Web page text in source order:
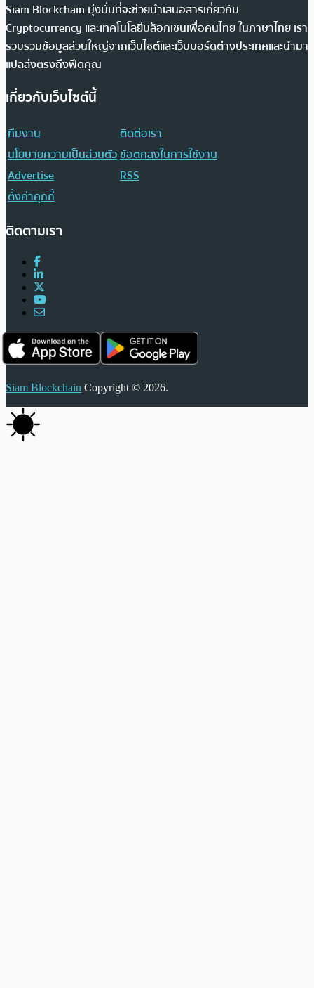
Siam Blockchain มุ่งมั่นที่จะช่วยนำเสนอสารเกี่ยวกับ
Cryptocurrency และเทคโนโลยีบล็อกเชนเพื่อคนไทย ในภาษาไทย เรา
รวบรวมข้อมูลส่วนใหญ่จากเว็บไซต์และเว็บบอร์ดต่างประเทศและนำมา
แปลส่งตรงถึงฟีดคุณ
เกี่ยวกับเว็บไซต์นี้
ทีมงาน
ติดต่อเรา
นโยบายความเป็นส่วนตัวข้อตกลงในการใช้งาน
Advertise
RSS
ตั้งค่าคุกกี้
ติดตามเรา
Siam Blockchain Copyright © 2026.